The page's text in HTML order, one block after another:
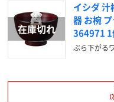
イシダ 汁
器 お椀
364971 1
ぶら下がる